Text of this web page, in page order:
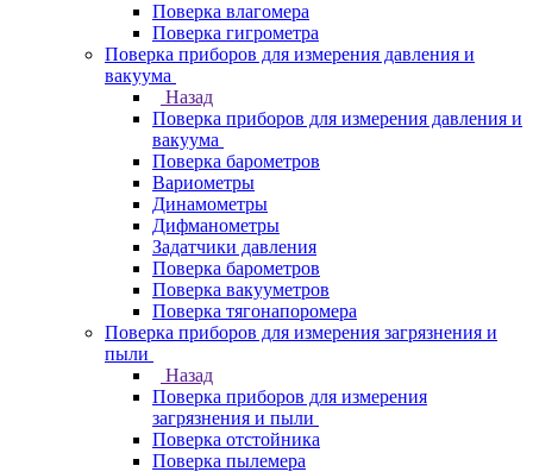
Поверка влагомера
Поверка гигрометра
Поверка приборов для измерения давления и
вакуума
Назад
Поверка приборов для измерения давления и
вакуума
Поверка барометров
Вариометры
Динамометры
Дифманометры
Задатчики давления
Поверка барометров
Поверка вакууметров
Поверка тягонапоромера
Поверка приборов для измерения загрязнения и
пыли
Назад
Поверка приборов для измерения
загрязнения и пыли
Поверка отстойника
Поверка пылемера